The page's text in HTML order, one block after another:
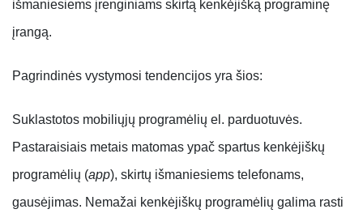
išmaniesiems įrenginiams skirtą kenkėjišką programinę
įrangą.
Pagrindinės vystymosi tendencijos yra šios:
Suklastotos mobiliųjų programėlių el. parduotuvės.
Pastaraisiais metais matomas ypač spartus kenkėjiškų
programėlių (app), skirtų išmaniesiems telefonams,
gausėjimas. Nemažai kenkėjiškų programėlių galima rasti